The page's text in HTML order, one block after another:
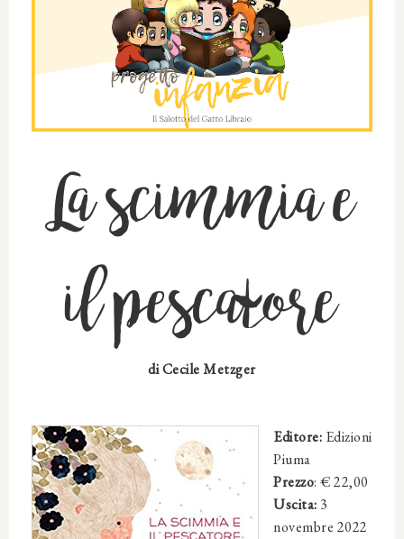
La scimmia e
il pescatore
di Cecile Metzger
Editore: Edizioni
Piuma
Prezzo: €22,00
Uscita: 3
novembre 2022